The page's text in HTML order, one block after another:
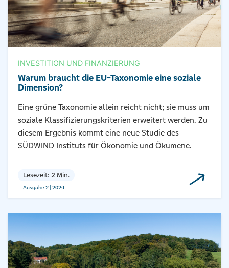
INVESTITION UND FINANZIERUNG
Warum braucht die EU-Taxonomie eine soziale
Dimension?
Eine grüne Taxonomie allein reicht nicht; sie muss um
soziale Klassifizierungskriterien erweitert werden. Zu
diesem Ergebnis kommt eine neue Studie des
SÜDWIND Instituts für Ökonomie und Ökumene.
Lesezeit: 2 Min.
Ausgabe 2 | 2024